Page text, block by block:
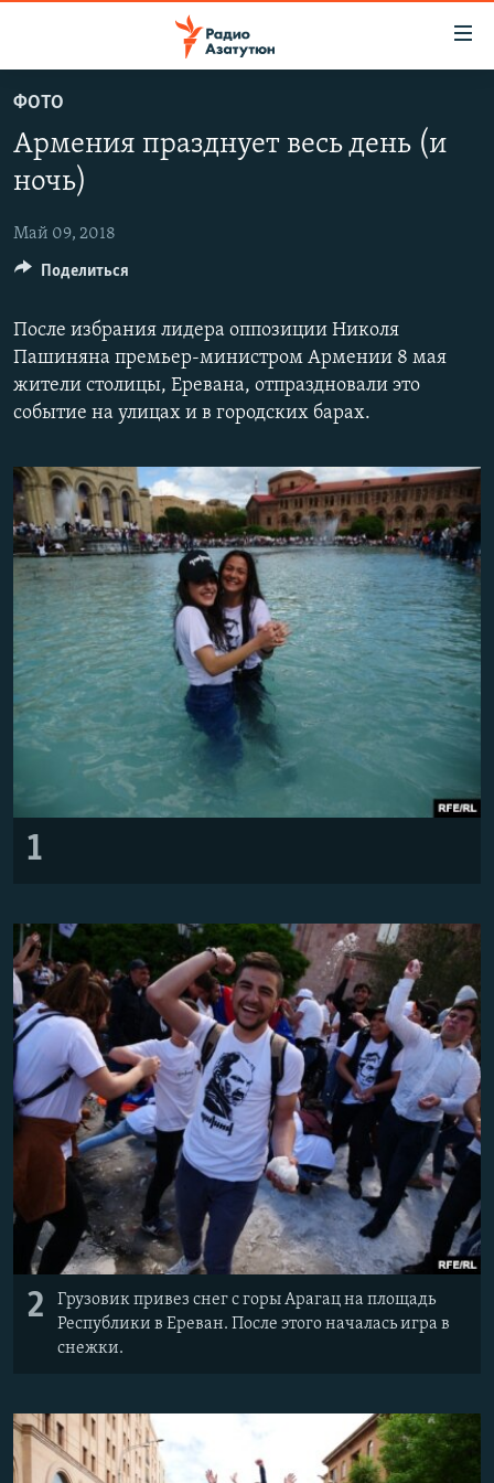
основному
содержанию
навигации
поиску
НОВОСТИ
ПОЛИТИКА
ОБЩЕСТВО
ЭКОНОМИКА
НАГОРНЫЙ КАРАБАХ
КУЛЬТУРА
АРХИВ
Հայերեն
English
Русский
Все сайты Радио Азатутюн
ФОТО
Армения празднует весь день (и
ночь)
Май 09, 2018
После избрания лидера оппозиции Николя
Пашиняна премьер-министром Армении 8 мая
жители столицы, Еревана, отпраздновали это
событие на улицах и в городских барах.
1
2
Грузовик привез снег с горы Арагац на площадь
Республики в Ереван. После этого началась игра в
снежки.
Поделиться